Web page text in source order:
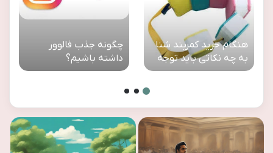
هنگام خرید کمربند شنا
به چه نکاتی باید توجه
کرد؟
چگونه جذب فالوور
داشته باشیم؟